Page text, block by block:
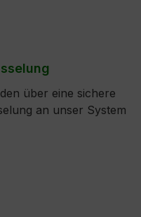
über eine sichere
an unser System